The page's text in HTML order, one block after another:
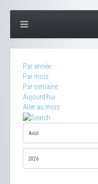
Par année
Par mois
Par semaine
Aujourd'hui
Aller au mois